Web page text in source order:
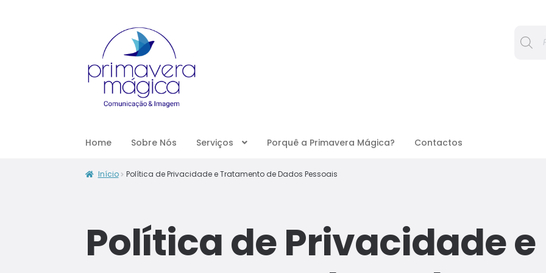
Home Sobre Nós Serviços Porquê a Primavera Mágica? Contactos
Início Política de Privacidade e Tratamento de Dados Pessoais
Política de Privacidade e